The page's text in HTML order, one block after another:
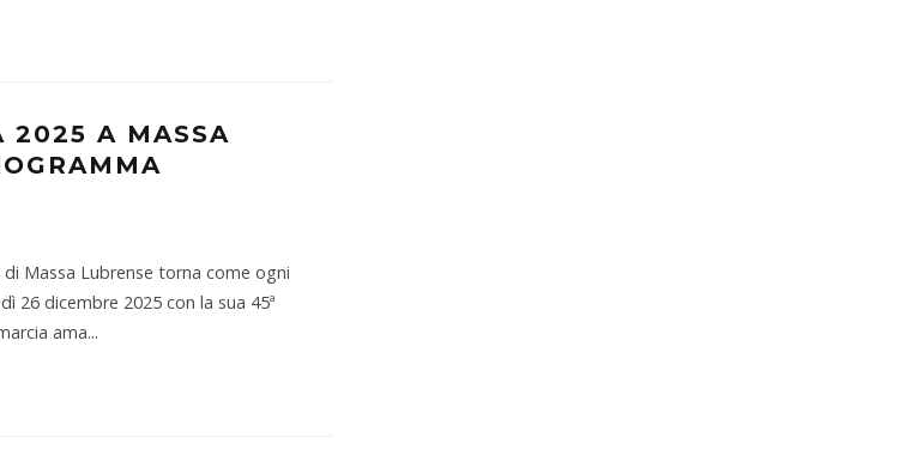
2025 A MASSA
Massa Lubrense torna come ogni
26 dicembre 2025 con la sua 45ª
ama...